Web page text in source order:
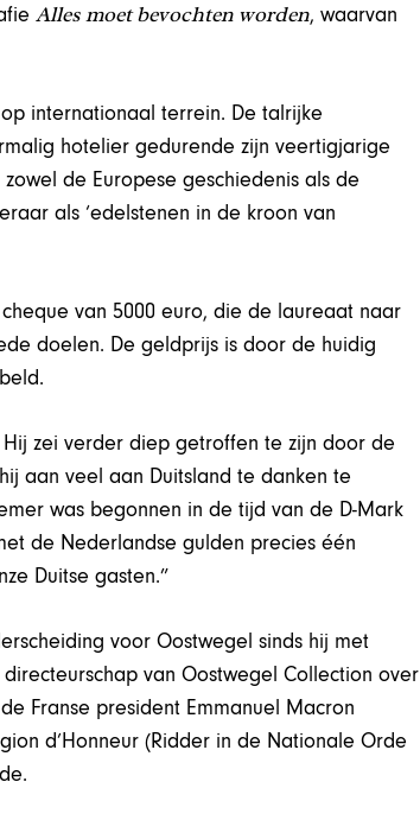
Alles moet bevochten worden, waarvan
internationaal terrein. De talrijke
hotelier gedurende zijn veertigjarige
de Europese geschiedenis als de
als ‘edelstenen in de kroon van
van 5000 euro, die de laureaat naar
doelen. De geldprijs is door de huidig
Hij zei verder diep getroffen te zijn door de
aan veel aan Duitsland te danken te
was begonnen in de tijd van de D-Mark
de Nederlandse gulden precies één
Duitse gasten.”
voor Oostwegel sinds hij met
van Oostwegel Collection over
Franse president Emmanuel Macron
d’Honneur (Ridder in de Nationale Orde